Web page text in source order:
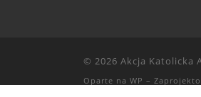
© 2026 Akcja Katolicka
Oparte na WP –